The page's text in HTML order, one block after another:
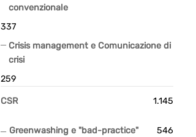
convenzionale
337
Crisis management e Comunicazione di
crisi
259
CSR 1.145
Greenwashing e "bad-practice" 546